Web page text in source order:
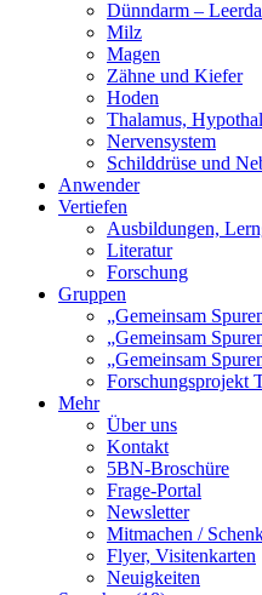
Dünndarm –
Milz
Magen
Zähne und Kiefer
Hoden
Thalamus,
Nervensystem
Schilddrüse und
Anwender
Vertiefen
Ausbildungen,
Literatur
Forschung
Gruppen
„Gemeinsam
„Gemeinsam
„Gemeinsam
Forschungsprojekt
Mehr
Über uns
Kontakt
5BN-Broschüre
Frage-Portal
Newsletter
Mitmachen /
Flyer, Visitenkarten
Neuigkeiten